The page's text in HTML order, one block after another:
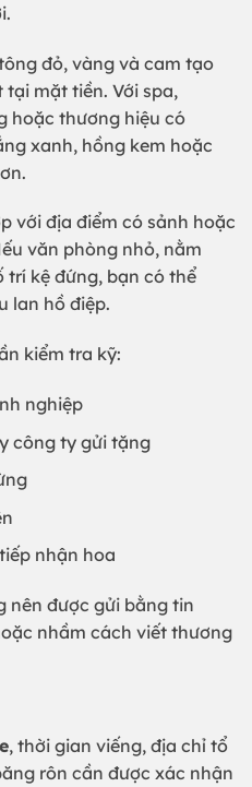
đỏ, vàng và cam tạo
mặt tiền. Với spa,
hoặc thương hiệu có
xanh, hồng kem hoặc
với địa điểm có sảnh hoặc
văn phòng nhỏ, nằm
kệ đứng, bạn có thể
lan hồ điệp.
kiểm tra kỹ:
nghiệp
công ty gửi tặng
nhận hoa
nên được gửi bằng tin
nhầm cách viết thương
, thời gian viếng, địa chỉ tổ
rôn cần được xác nhận